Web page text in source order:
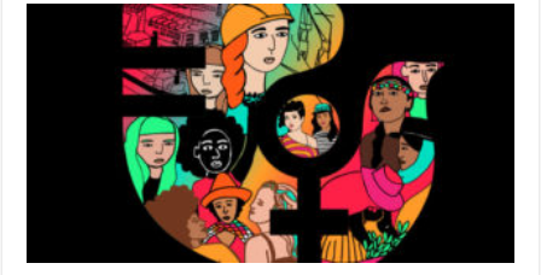
CAMPAÑA
NACIONAL
POR
EL
DERECHO
AL
ABORTO
LEGAL,SEGURO
Y
GRATUITO
34ª